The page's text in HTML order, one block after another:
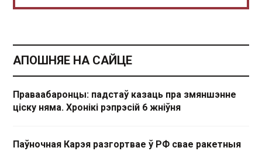
АПОШНЯЕ НА САЙЦЕ
Праваабаронцы: падстаў казаць пра змяншэнне
ціску няма. Хронікі рэпрэсій 6 жніўня
Паўночная Карэя разгортвае ў РФ свае ракетныя